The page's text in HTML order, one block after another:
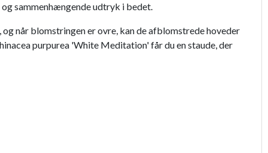
sammenhængende udtryk i bedet.
når blomstringen er ovre, kan de afblomstrede hoveder
purpurea 'White Meditation' får du en staude, der